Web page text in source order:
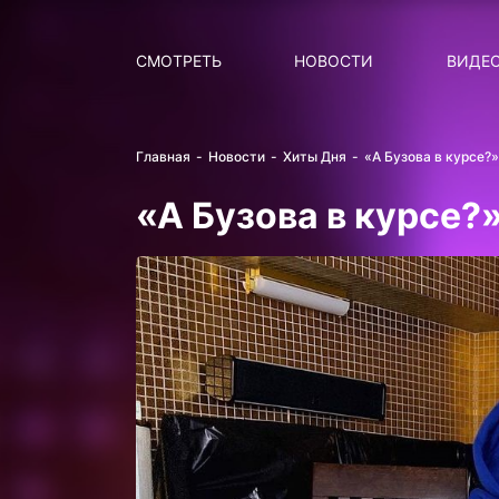
СМОТРЕТЬ НОВОСТИ
Главная Новости Хиты Дня «А Бузова в
«А Бузова в